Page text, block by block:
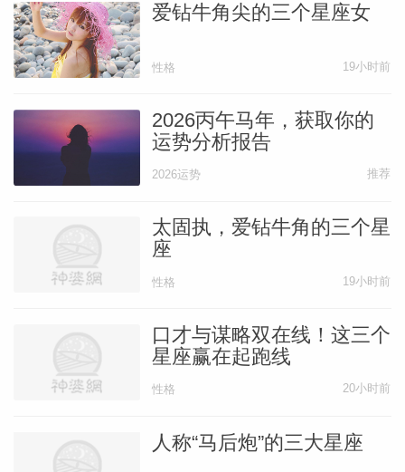
天秤座的人是出了名的老好人，他们追求平
等与和谐，与人友善，跟很多人都能够保持
生，他们的老好人观念使得他们在面临选择
的时候总是会犹豫不决，一番为难，最终难
免会做出错误的决定，也会给人一种做事不
天秤座的人在现实当中应当变得更加果决一
她们的语言能力还是思维方式，总是超人一
截。如果他们能够变得更加干脆一些，以一
种干脆利落的态度来处理自己工作上的事
可以大大提升自己的工作竞争力。
爱钻牛角尖的三个星座女
性格 19小时前
2026丙午马年，获取你的
运势分析报告
2026运势 推荐
太固执，爱钻牛角的三个星
座
性格 19小时前
口才与谋略双在线！这三个
星座赢在起跑线
性格 20小时前
人称“马后炮”的三大星座